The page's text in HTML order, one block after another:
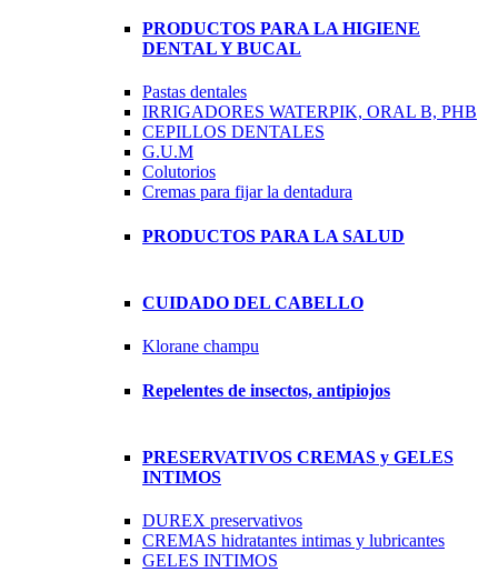
PRODUCTOS PARA LA HIGIENE
DENTAL Y BUCAL
Pastas dentales
IRRIGADORES WATERPIK, ORAL B, PHB
CEPILLOS DENTALES
G.U.M
Colutorios
Cremas para fijar la dentadura
PRODUCTOS PARA LA SALUD
CUIDADO DEL CABELLO
Klorane champu
Repelentes de insectos, antipiojos
PRESERVATIVOS CREMAS y GELES
INTIMOS
DUREX preservativos
CREMAS hidratantes intimas y lubricantes
GELES INTIMOS